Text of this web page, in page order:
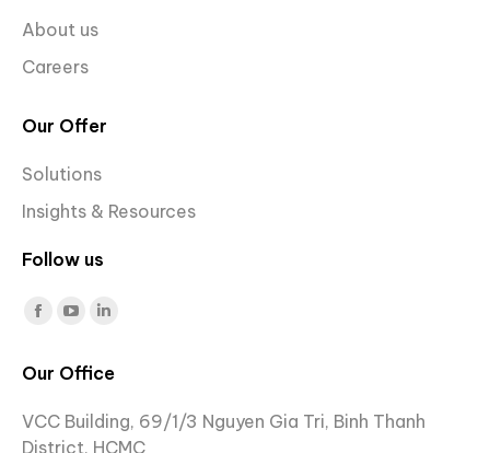
About us
Careers
Our Offer
Solutions
Insights & Resources
Follow us
Find us on:
Facebook
opens
new
YouTube
opens
new
Linkedin
opens
in
new
Our Office
VCC Building, 69/1/3 Nguyen Gia Tri, Binh Thanh
District, HCMC